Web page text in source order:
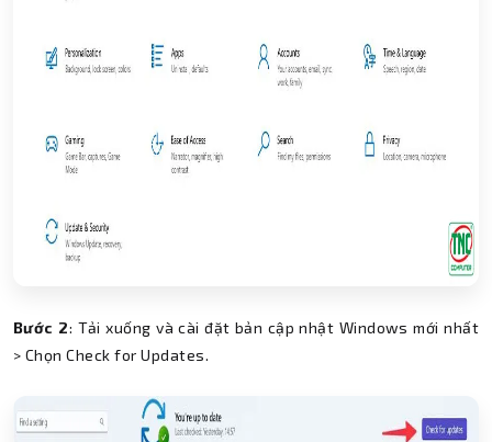
Bước 2: Tải xuống và cài đặt bản cập nhật Windows mới nhất
> Chọn Check for Updates.